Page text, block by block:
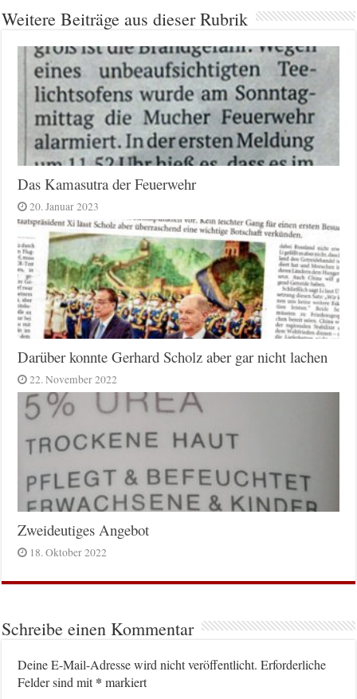
Weitere Beiträge aus dieser Rubrik
Das Kamasutra der Feuerwehr
20. Januar 2023
Darüber konnte Gerhard Scholz aber gar nicht lachen
22. November 2022
Zweideutiges Angebot
18. Oktober 2022
Schreibe einen Kommentar
Deine E-Mail-Adresse wird nicht veröffentlicht. Erforderliche
Felder sind mit* markiert